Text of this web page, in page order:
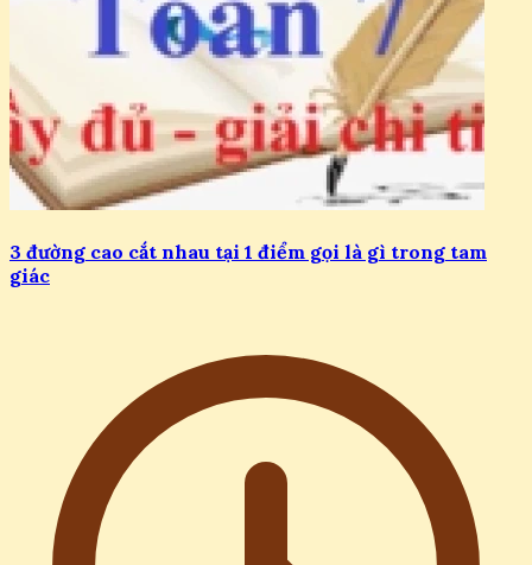
3 đường cao cắt nhau tại 1 điểm gọi là gì trong tam
giác